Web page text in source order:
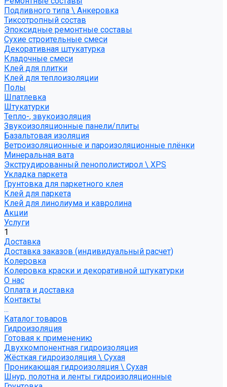
Подливного типа \ Анкеровка
Тиксотропный состав
Эпоксидные ремонтные составы
Сухие строительные смеси
Декоративная штукатурка
Кладочные смеси
Клей для плитки
Клей для теплоизоляции
Полы
Шпатлевка
Штукатурки
Тепло-, звукоизоляция
Звукоизоляционные панели/плиты
Базальтовая изоляция
Ветроизоляционные и пароизоляционные плёнки
Минеральная вата
Экструдированный пенополистирол \ XPS
Укладка паркета
Грунтовка для паркетного клея
Клей для паркета
Клей для линолиума и кавролина
Акции
Услуги
1
Доставка
Доставка заказов (индивидуальный расчет)
Колеровка
Колеровка краски и декоративной штукатурки
О нас
Оплата и доставка
Контакты
...
Каталог товаров
Гидроизоляция
Готовая к применению
Двухкомпонентная гидроизоляция
Жёсткая гидроизоляция \ Сухая
Проникающая гидроизоляция \ Сухая
Шнур, полотна и ленты гидроизоляционные